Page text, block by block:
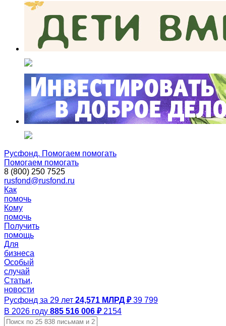
Русфонд. Помогаем помогать
Помогаем помогать
8 (800) 250 7525
rusfond@rusfond.ru
Как
помочь
Кому
помочь
Получить
помощь
Для
бизнеса
Особый
случай
Статьи,
новости
Русфонд за 29 лет 24,571 МЛРД ₽ 39 799
В 2026 году 885 516 006 ₽ 2154